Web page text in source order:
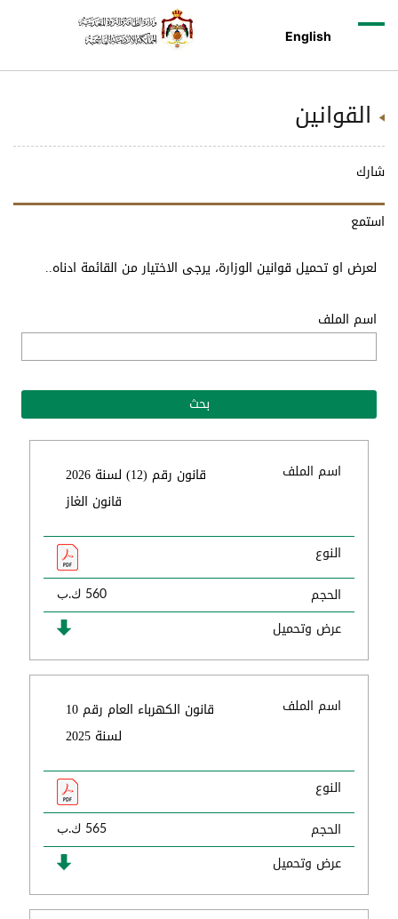
English
القوانين
شارك
استمع
لعرض او تحميل قوانين الوزارة، يرجى الاختيار من القائمة ادناه..
اسم الملف
اسم الملف
قانون رقم (12) لسنة 2026
قانون الغاز
النوع
الحجم
560 ك.ب
عرض وتحميل
اسم الملف
قانون الكهرباء العام رقم 10
لسنة 2025
النوع
الحجم
565 ك.ب
عرض وتحميل